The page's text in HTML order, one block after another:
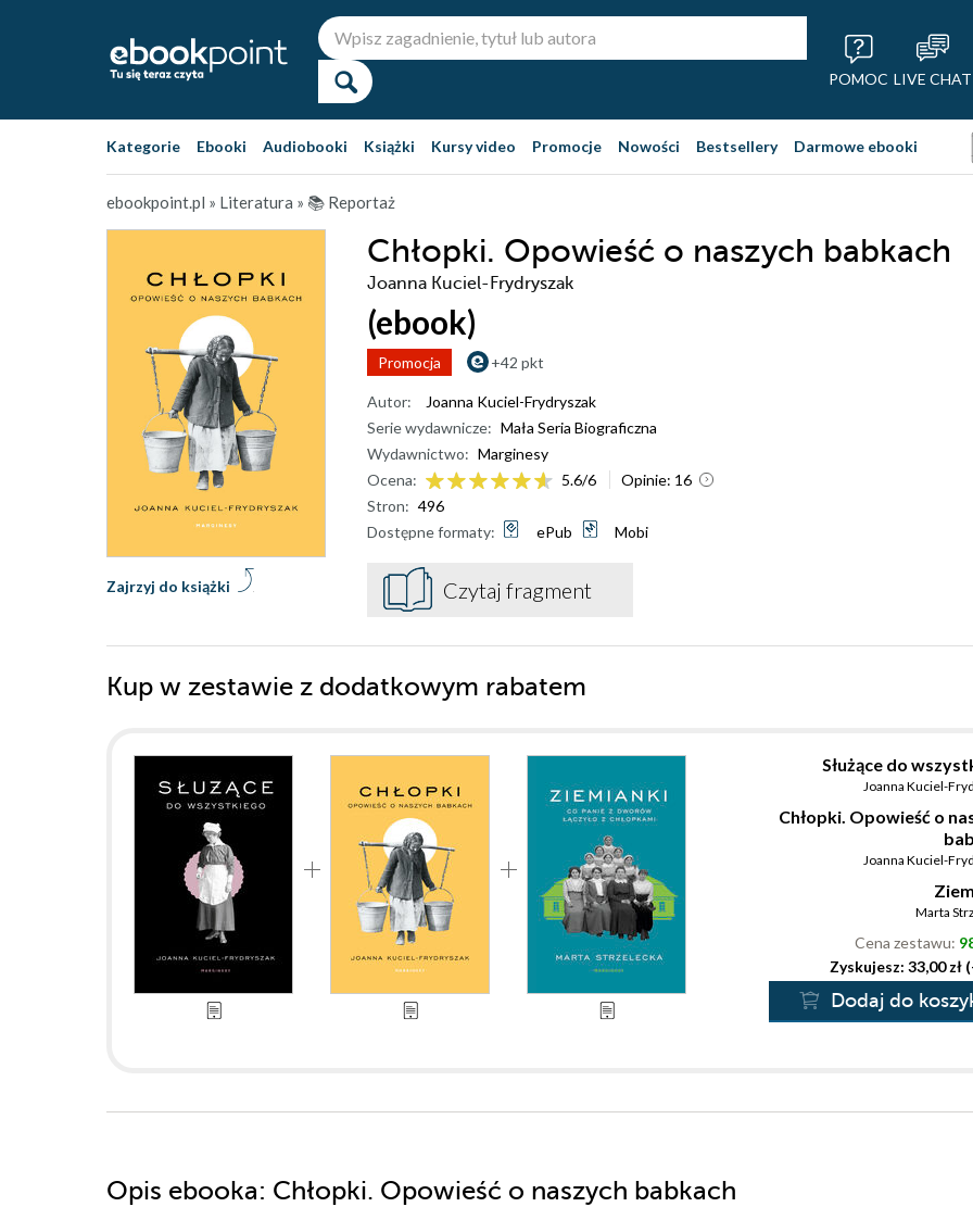
POMOC LIVE CHAT
Kategorie Ebooki Audiobooki Książki Kursy video Promocje Nowości Bestsellery Darmowe ebooki
ebookpoint.pl » Literatura » 📚 Reportaż
Chłopki. Opowieść o naszych babkach
Joanna Kuciel-Frydryszak
(ebook)
Promocja +42 pkt
Zajrzyj do książki
Autor:
Joanna Kuciel-Frydryszak
Serie wydawnicze: Mała Seria Biograficzna
Wydawnictwo: Marginesy
Ocena:
5.6/6 Opinie: 16
Stron: 496
Dostępne formaty:
ePub Mobi
Czytaj fragment
Kup w zestawie z dodatkowym rabatem
Służące do
Joanna Kuciel-
Chłopki. Opowieść o
Joanna Kuciel-
Marta
Cena zestawu:
Zyskujesz: 33,00 zł
Dodaj do
Opis ebooka: Chłopki. Opowieść o naszych babkach